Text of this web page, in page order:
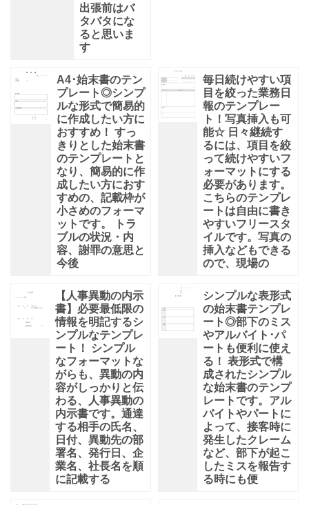
出張前はバ
タバタにな
ると思いま
す
A4･始末書のテン
プレート◎シンプ
ルな形式で簡易的
に作成したい方に
おすすめ！ すっ
きりとした始末書
のテンプレートと
なり、簡易的に作
成したい方におす
すめの、記載枠が
小さめのフォーマ
ットです。 トラ
ブルの状況・内
容、謝罪の意思と
今後
毎日続けやすい項
目を絞った業務日
報のテンプレー
ト！写真挿入も可
能☆ 日々継続す
るには、項目を絞
って続けやすいフ
ォーマットにする
必要があります。
こちらのテンプレ
ートは自由に書き
やすいフリースタ
イルです。写真の
挿入などもできる
ので、現場の
【人事異動の内示
書】必要最低限の
情報を明記するシ
ンプルなテンプレ
ート！ シンプル
なフォーマットな
がらも、異動の内
容がしっかりと伝
わる、人事異動の
内示書です。通達
する相手の氏名、
日付、異動先の部
署名、発行日、企
業名、社長名を順
に記載する
シンプルな表形式
の始末書テンプレ
ート◎部下のミス
やアルバイト･パ
ートも便利に使え
る！ 表形式で構
成されたシンプル
な始末書のテンプ
レートです。アル
バイトやパートに
よって、接客時に
発生したクレーム
など、部下が起こ
したミスを報告す
る時にも便